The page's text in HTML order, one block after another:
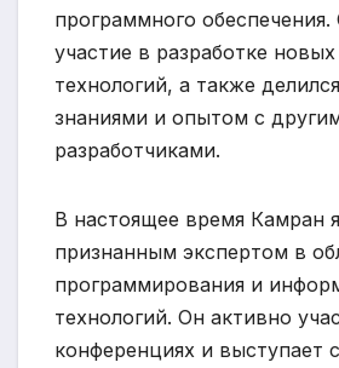
программного
участие в разработке
технологий, а также
знаниями и опытом с
разработчиками.
В настоящее время Камран
признанным экспертом в
программирования и
технологий. Он активно
конференциях и выступает